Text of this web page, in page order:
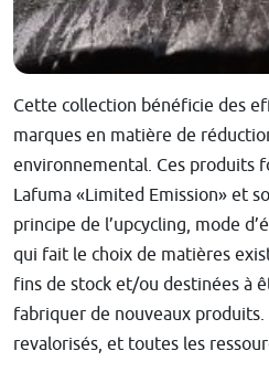
Cette collection bénéficie des
marques en matière de
environnemental. Ces produits
Lafuma «Limited Emission» et
principe de l’upcycling, mode
qui fait le choix de matières
fins de stock et/ou destinées à
fabriquer de nouveaux
revalorisés, et toutes les